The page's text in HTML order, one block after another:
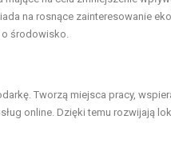
na rosnące zainteresowanie
środowisko.
Tworzą miejsca pracy,
online. Dzięki temu rozwijają